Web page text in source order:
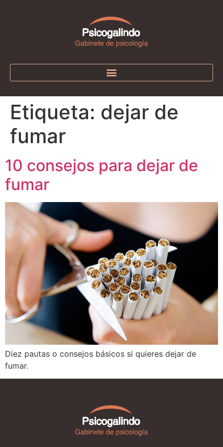
Etiqueta: dejar de
fumar
10 consejos para dejar de
fumar
Diez pautas o consejos básicos si quieres dejar de
fumar.